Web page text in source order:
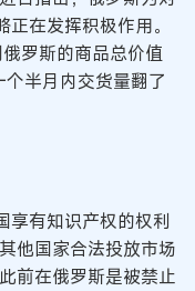
在发挥积极作用。
罗斯的商品总价值
半月内交货量翻了
享有知识产权的权利
他国家合法投放市场
前在俄罗斯是被禁止